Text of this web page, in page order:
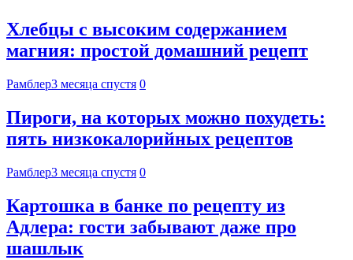
Хлебцы с высоким содержанием
магния: простой домашний рецепт
Рамблер3 месяца спустя 0
Пироги, на которых можно похудеть:
пять низкокалорийных рецептов
Рамблер3 месяца спустя 0
Картошка в банке по рецепту из
Адлера: гости забывают даже про
шашлык